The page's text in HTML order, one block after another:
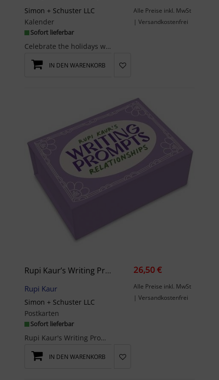
Simon + Schuster LLC
Kalender
Sofort lieferbar
Celebrate the holidays with the Wizarding World’s delightful and fantastic creatures with a magic...
Alle Preise inkl. MwSt
| Versandkostenfrei
IN DEN WARENKORB
Rupi Kaur’s Writing Prompts Relationships
Rupi Kaur
Simon + Schuster LLC
Postkarten
Sofort lieferbar
Rupi Kaur's Writing Prompts Relationships card deck is an invitation to dive deeper into the core...
26,50 €
Alle Preise inkl. MwSt
| Versandkostenfrei
IN DEN WARENKORB